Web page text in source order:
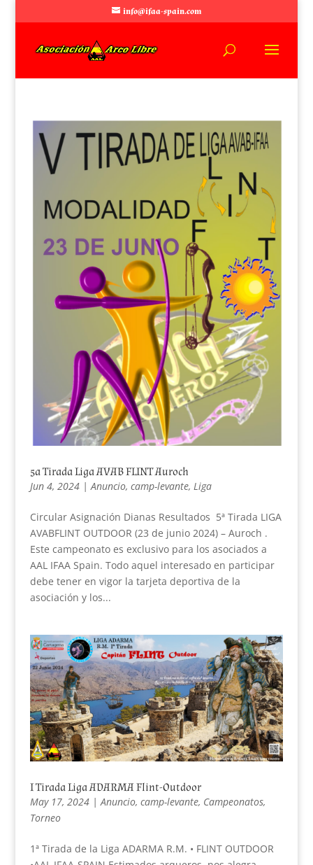
info@ifaa-spain.com
5a Tirada Liga AVAB FLINT Auroch
Jun 4, 2024| Anuncio, camp-levante, Liga
Circular Asignación Dianas Resultados 5ª Tirada LIGA
AVABFLINT OUTDOOR (23 de junio 2024) – Auroch .
Este campeonato es exclusivo para los asociados a
AAL IFAA Spain. Todo aquel interesado en participar
debe tener en vigor la tarjeta deportiva de la
asociación y los...
I Tirada Liga ADARMA Flint-Outdoor
May 17, 2024|Anuncio, camp-levante, Campeonatos,
Torneo
1ª Tirada de la Liga ADARMA R.M. • FLINT OUTDOOR